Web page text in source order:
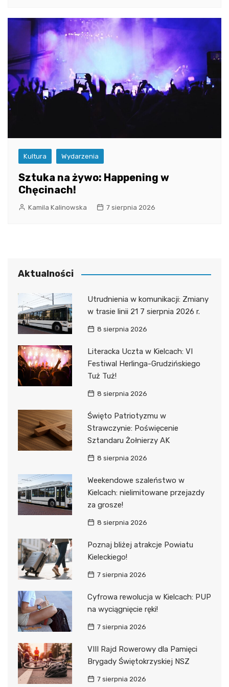
Kultura Wydarzenia
Sztuka na żywo: Happening w
Chęcinach!
Kamila Kalinowska 7 sierpnia 2026
Aktualności
Utrudnienia w komunikacji: Zmiany
w trasie linii 21 7 sierpnia 2026 r.
8 sierpnia 2026
Literacka Uczta w Kielcach: VI
Festiwal Herlinga-Grudzińskiego
Tuż Tuż!
8 sierpnia 2026
Święto Patriotyzmu w
Strawczynie: Poświęcenie
Sztandaru Żołnierzy AK
8 sierpnia 2026
Weekendowe szaleństwo w
Kielcach: nielimitowane przejazdy
za grosze!
8 sierpnia 2026
Poznaj bliżej atrakcje Powiatu
Kieleckiego!
7 sierpnia 2026
Cyfrowa rewolucja w Kielcach: PUP
na wyciągnięcie ręki!
7 sierpnia 2026
VIII Rajd Rowerowy dla Pamięci
Brygady Świętokrzyskiej NSZ
7 sierpnia 2026